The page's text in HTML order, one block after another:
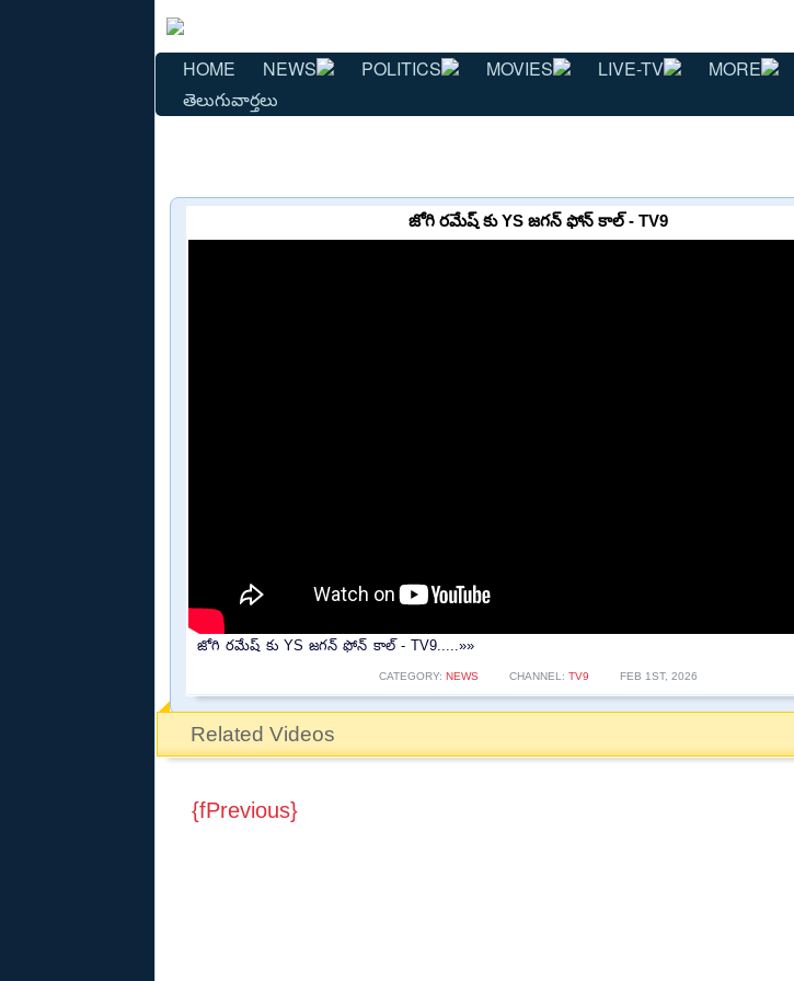
HOME NEWS POLITICS MOVIES LIVE-TV MORE
తెలుగువార్తలు
జోగి రమేష్ కు YS జగన్ ఫోన్ కాల్ - TV9
జోగి రమేష్ కు YS జగన్ ఫోన్ కాల్ - TV9.....»»
CATEGORY: NEWS CHANNEL:TV9 FEB 1ST, 2026
Related Videos
{fPrevious}